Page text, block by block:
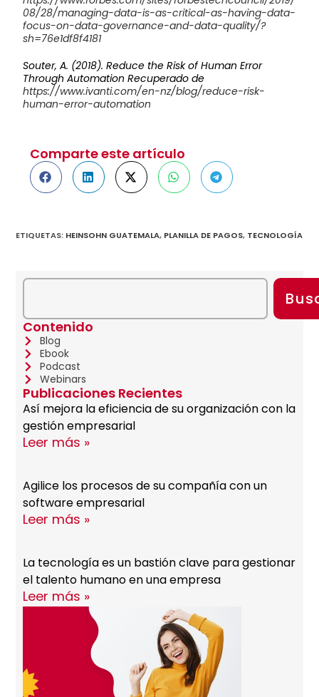
08/28/managing-data-is-as-critical-as-having-data-
focus-on-data-governance-and-data-quality/?
sh=76e1df8f4181
Souter, A. (2018). Reduce the Risk of Human Error
Through Automation Recuperado de
https://www.ivanti.com/en-nz/blog/reduce-risk-
human-error-automation
Comparte este artículo
ETIQUETAS: HEINSOHN GUATEMALA, PLANILLA DE PAGOS, TECNOLOGÍA
Contenido
Blog
Ebook
Podcast
Webinars
Publicaciones Recientes
Así mejora la eficiencia de su organización con la
gestión empresarial
Leer más »
Agilice los procesos de su compañía con un
software empresarial
Leer más »
La tecnología es un bastión clave para gestionar
el talento humano en una empresa
Leer más »